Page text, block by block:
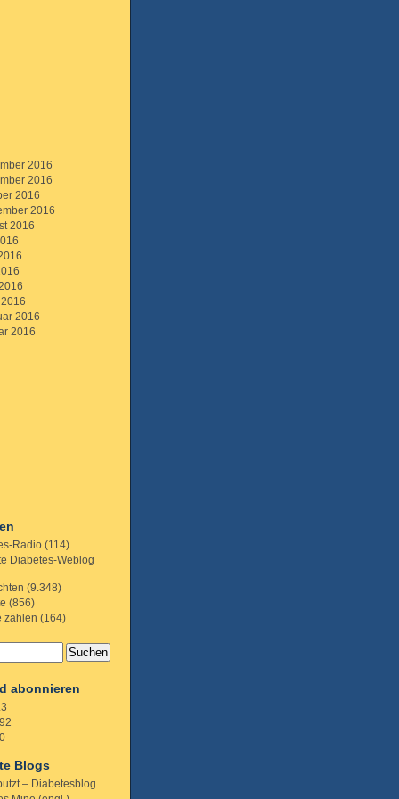
2016
2016
2016
2016
2016
2016
2016
Radio (114)
Diabetes-Weblog
(9.348)
(856)
zählen (164)
abonnieren
Blogs
– Diabetesblog